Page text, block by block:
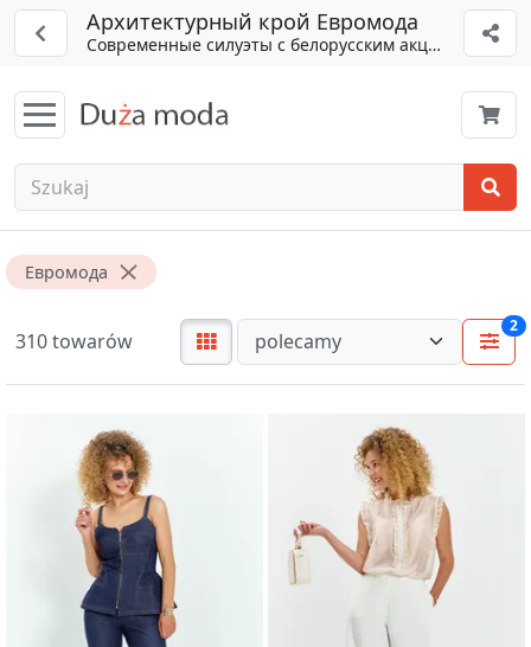
Архитектурный крой Евромода
Современные силуэты с белорусским акцентом
Евромода
310 towarów
2